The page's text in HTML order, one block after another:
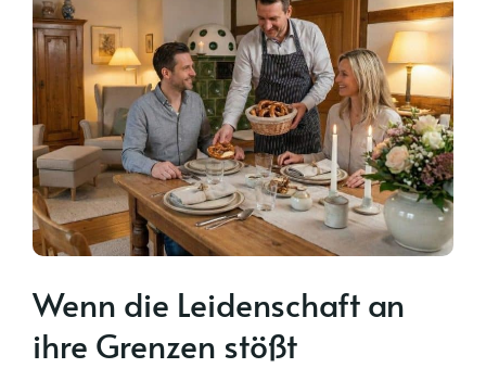
Wenn die Leidenschaft an
ihre Grenzen stößt